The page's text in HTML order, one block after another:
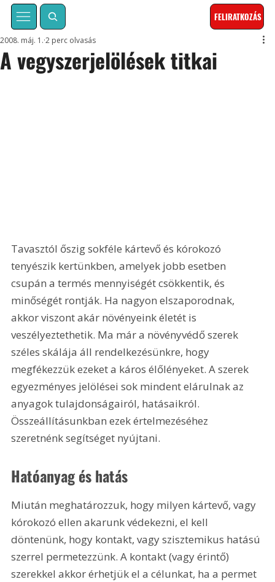
FELIRATKOZÁS
A vegyszerjelölések titkai
2008. máj. 1. 2 perc olvasás
Tavasztól őszig sokféle kártevő és kórokozó
tenyészik kertünkben, amelyek jobb esetben
csupán a termés mennyiségét csökkentik, és
minőségét rontják. Ha nagyon elszaporodnak,
akkor viszont akár növényeink életét is
veszélyeztethetik. Ma már a növényvédő szerek
széles skálája áll rendelkezésünkre, hogy
megfékezzük ezeket a káros élőlényeket. A szerek
egyezményes jelölései sok mindent elárulnak az
anyagok tulajdonságairól, hatásaikról.
Összeállításunkban ezek értelmezéséhez
szeretnénk segítséget nyújtani.
Hatóanyag és hatás
Miután meghatározzuk, hogy milyen kártevő, vagy
kórokozó ellen akarunk védekezni, el kell
döntenünk, hogy kontakt, vagy szisztemikus hatású
szerrel permetezzünk. A kontakt (vagy érintő)
szerekkel akkor érhetjük el a célunkat, ha a permet